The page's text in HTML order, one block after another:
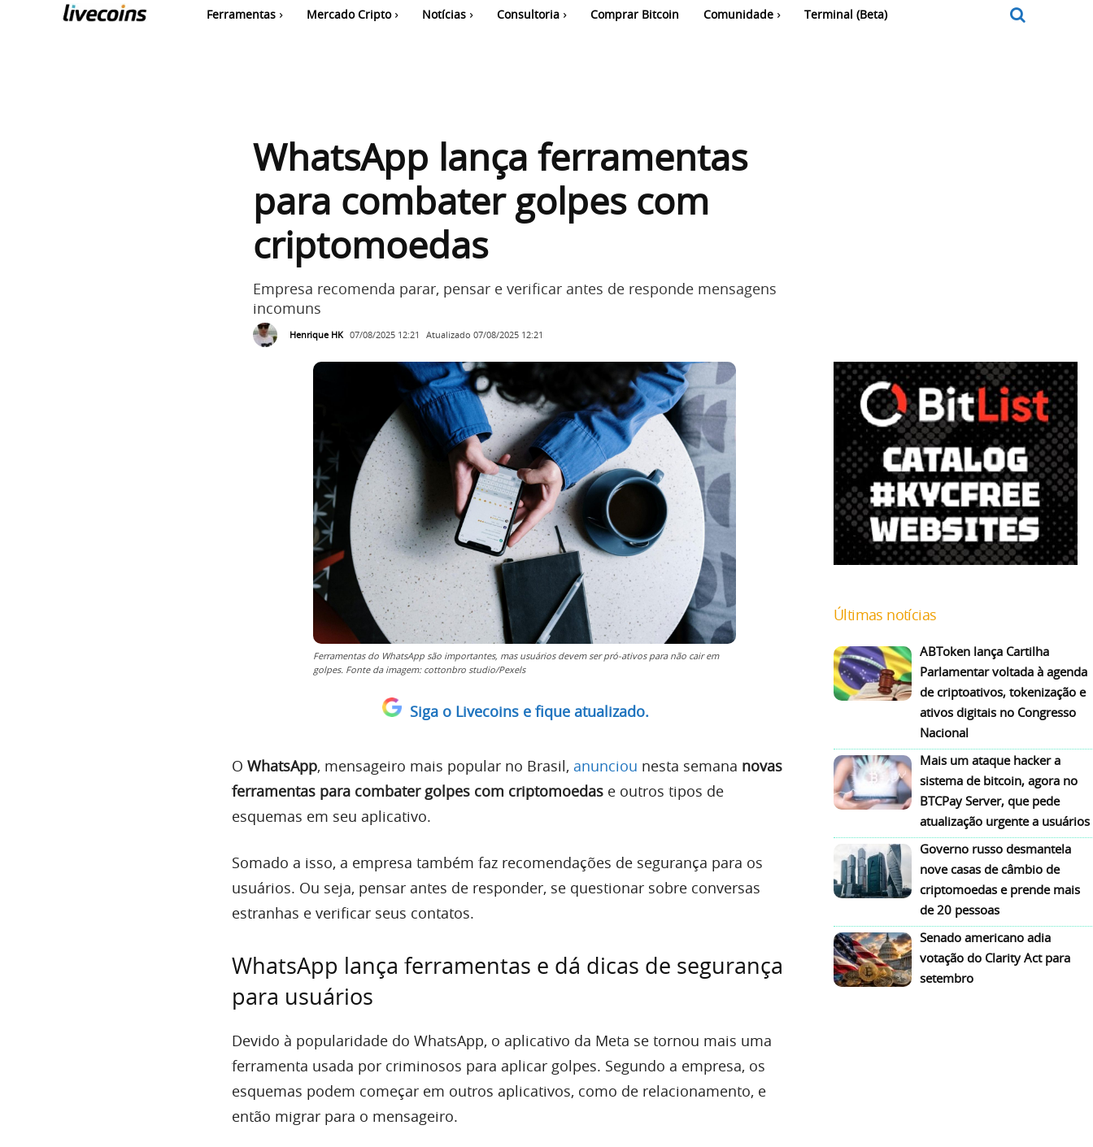
Ferramentas Mercado Cripto Notícias Consultoria Comprar Bitcoin Comunidade Terminal (Beta)
WhatsApp lança ferramentas
para combater golpes com
criptomoedas
Empresa recomenda parar, pensar e verificar antes de responde mensagens
incomuns
Henrique HK 07/08/2025 12:21 Atualizado 07/08/2025 12:21
Ferramentas do WhatsApp são importantes, mas usuários devem ser pró-ativos para não cair em
golpes. Fonte da imagem: cottonbro studio/Pexels
Siga o Livecoins e fique atualizado.
O WhatsApp, mensageiro mais popular no Brasil, anunciou nesta semana novas
ferramentas para combater golpes com criptomoedas e outros tipos de
esquemas em seu aplicativo.
Somado a isso, a empresa também faz recomendações de segurança para os
usuários. Ou seja, pensar antes de responder, se questionar sobre conversas
estranhas e verificar seus contatos.
WhatsApp lança ferramentas e dá dicas de segurança
para usuários
Devido à popularidade do WhatsApp, o aplicativo da Meta se tornou mais uma
ferramenta usada por criminosos para aplicar golpes. Segundo a empresa, os
esquemas podem começar em outros aplicativos, como de relacionamento, e
então migrar para o mensageiro.
Últimas notícias
ABToken lança Cartilha
Parlamentar voltada à agenda
de criptoativos, tokenização e
ativos digitais no Congresso
Nacional
Mais um ataque hacker a
sistema de bitcoin, agora no
BTCPay Server, que pede
atualização urgente a usuários
Governo russo desmantela
nove casas de câmbio de
criptomoedas e prende mais
de 20 pessoas
Senado americano adia
votação do Clarity Act para
setembro